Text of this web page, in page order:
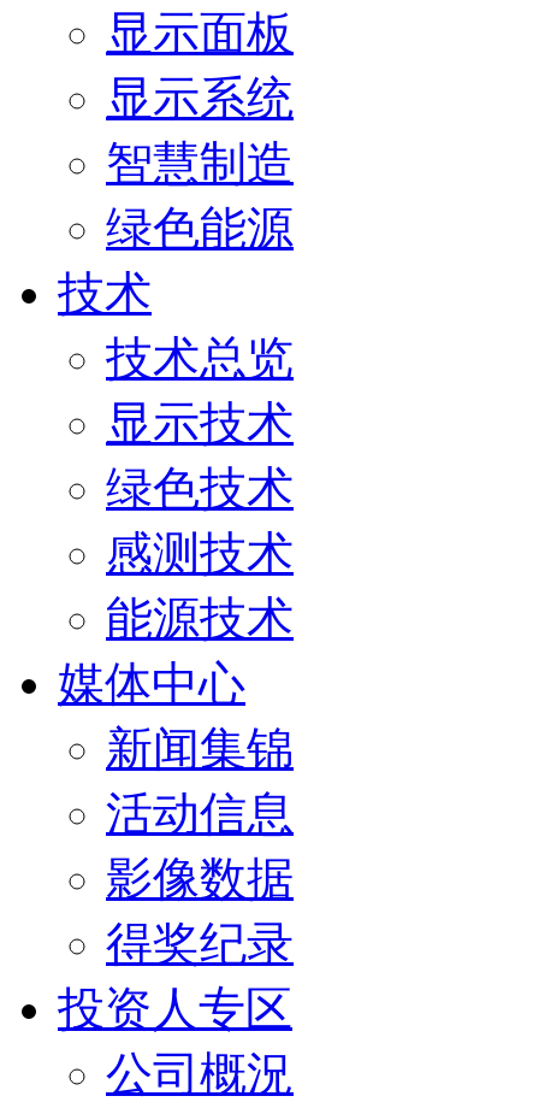
显示面板
显示系统
智慧制造
绿色能源
技术
技术总览
显示技术
绿色技术
感测技术
能源技术
媒体中心
新闻集锦
活动信息
影像数据
得奖纪录
投资人专区
公司概況